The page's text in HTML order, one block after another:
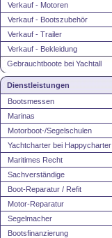
Verkauf - Motoren
Verkauf - Bootszubehör
Verkauf - Trailer
Verkauf - Bekleidung
Gebrauchtboote bei Yachtall
Dienstleistungen
Bootsmessen
Marinas
Motorboot-/Segelschulen
Yachtcharter bei Happycharter
Maritimes Recht
Sachverständige
Boot-Reparatur / Refit
Motor-Reparatur
Segelmacher
Bootsfinanzierung